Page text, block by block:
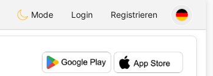
Mode Login Registrieren